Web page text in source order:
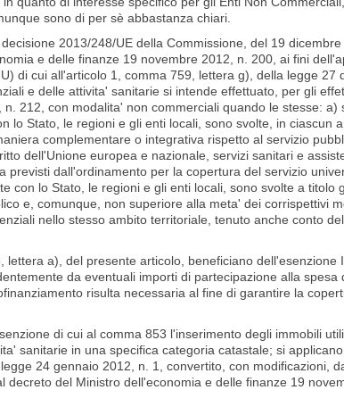
sono di per sè abbastanza chiari.
2013/248/UE della Commissione, del 19
e delle finanze 19 novembre 2012, n. 200, ai fini
di cui all'articolo 1, comma 759, lettera g), della legge 27
e delle attivita' sanitarie si intende effettuato, per gli
212, con modalita' non commerciali quando le stesse: a)
lo Stato, le regioni e gli enti locali, sono svolte, in ciascun
complementare o integrativa rispetto al servizio
dell'Unione europea e nazionale, servizi sanitari e
previsti dall'ordinamento per la copertura del servizio
con lo Stato, le regioni e gli enti locali, sono svolte a titolo
e, comunque, non superiore alla meta' dei corrispettivi
nello stesso ambito territoriale, tenuto anche conto
lettera a), del presente articolo, beneficiano dell'esenzione
da eventuali importi di partecipazione alla spesa
risulta necessaria al fine di garantire la
di cui al comma 853 l'inserimento degli immobili
sanitarie in una specifica categoria catastale; si
24 gennaio 2012, n. 1, convertito, con modificazioni,
del Ministro dell'economia e delle finanze 19